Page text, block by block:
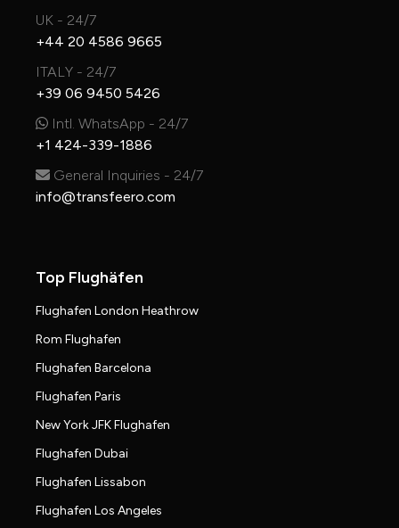
UK - 24/7
+44 20 4586 9665
ITALY - 24/7
+39 06 9450 5426
Intl. WhatsApp - 24/7
+1 424-339-1886
General Inquiries - 24/7
info@transfeero.com
Top Flughäfen
Flughafen London Heathrow
Rom Flughafen
Flughafen Barcelona
Flughafen Paris
New York JFK Flughafen
Flughafen Dubai
Flughafen Lissabon
Flughafen Los Angeles